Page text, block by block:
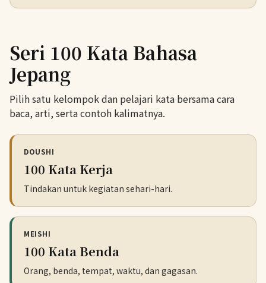
Seri 100 Kata Bahasa
Jepang
Pilih satu kelompok dan pelajari kata bersama cara
baca, arti, serta contoh kalimatnya.
DOUSHI
100 Kata Kerja
Tindakan untuk kegiatan sehari-hari.
MEISHI
100 Kata Benda
Orang, benda, tempat, waktu, dan gagasan.